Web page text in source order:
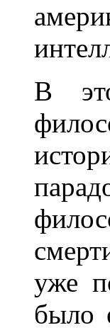
В
уже
было